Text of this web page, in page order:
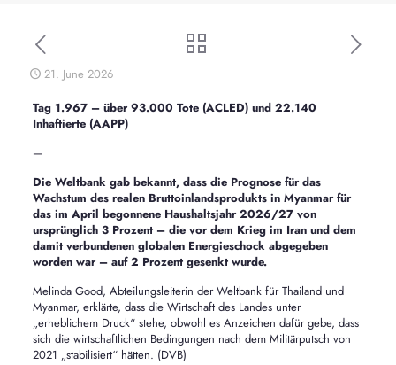
21. June 2026
Tag 1.967 – über 93.000 Tote (ACLED) und 22.140
Inhaftierte (AAPP)
—
Die Weltbank gab bekannt, dass die Prognose für das
Wachstum des realen Bruttoinlandsprodukts in Myanmar für
das im April begonnene Haushaltsjahr 2026/27 von
ursprünglich 3 Prozent – die vor dem Krieg im Iran und dem
damit verbundenen globalen Energieschock abgegeben
worden war – auf 2 Prozent gesenkt wurde.
Melinda Good, Abteilungsleiterin der Weltbank für Thailand und
Myanmar, erklärte, dass die Wirtschaft des Landes unter
„erheblichem Druck“ stehe, obwohl es Anzeichen dafür gebe, dass
sich die wirtschaftlichen Bedingungen nach dem Militärputsch von
2021 „stabilisiert“ hätten. (DVB)